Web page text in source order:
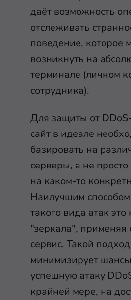
даёт возможность
отслеживать
поведение, которое
возникнуть на
терминале (личном
сотрудника).
Для защиты от
сайт в идеале
базировать на
серверы, а не просто
на каком-то
Наилучшим
такого вида атак это
"зеркала", применяя
сервис. Такой подход
минимизирует
успешную атаку
крайней мере, на